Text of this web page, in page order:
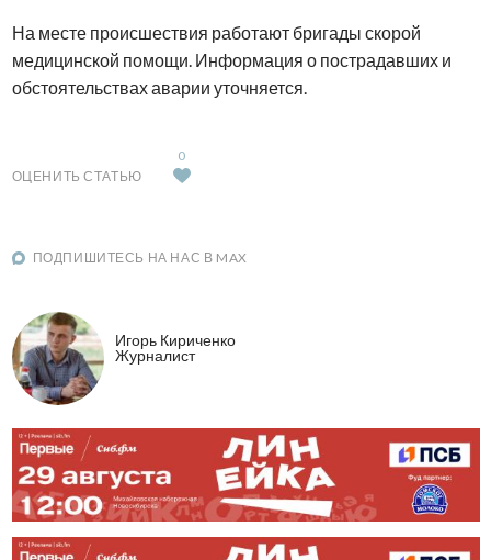
На месте происшествия работают бригады скорой
медицинской помощи. Информация о пострадавших и
обстоятельствах аварии уточняется.
ОЦЕНИТЬ СТАТЬЮ
0
ПОДПИШИТЕСЬ НА НАС В MAX
Игорь Кириченко
Журналист